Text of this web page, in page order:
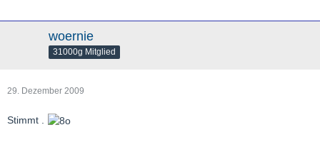
woernie
31000g Mitglied
29. Dezember 2009
Stimmt .